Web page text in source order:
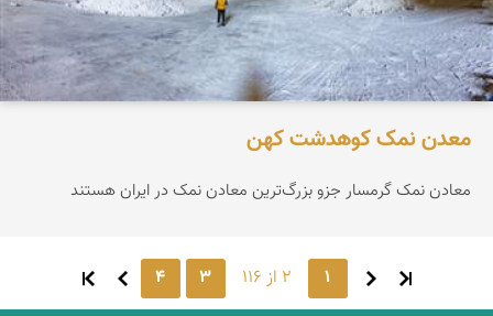
معدن نمک کوهدشت کهن
معادن نمک گرمسار جزو بزرگ‌ترین معادن نمک در ایران هستند
1 2 از 116 3
4